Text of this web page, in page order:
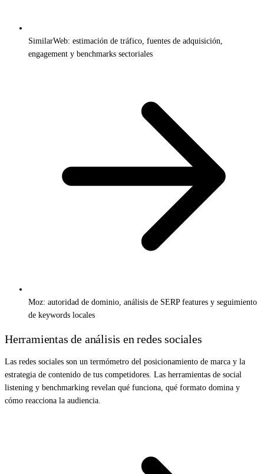
SimilarWeb: estimación de tráfico, fuentes de adquisición,
engagement y benchmarks sectoriales
Moz: autoridad de dominio, análisis de SERP features y seguimiento
de keywords locales
Herramientas de análisis en redes sociales
Las redes sociales son un termómetro del posicionamiento de marca y la
estrategia de contenido de tus competidores. Las herramientas de social
listening y benchmarking revelan qué funciona, qué formato domina y
cómo reacciona la audiencia.